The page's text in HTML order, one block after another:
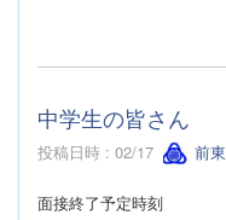
中学生の皆さん
投稿日時 : 02/17 前東
面接終了予定時刻